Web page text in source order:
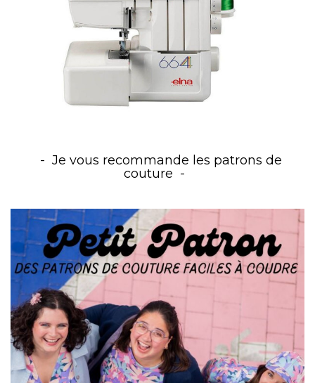
Je vous recommande les patrons de
couture